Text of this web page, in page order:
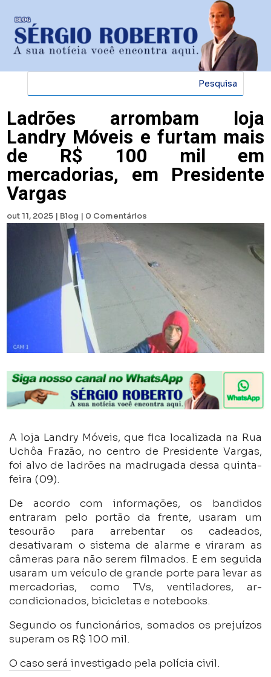
Ladrões arrombam loja
Landry Móveis e furtam mais
de R$ 100 mil em
mercadorias, em Presidente
Vargas
out 11, 2025 | Blog | 0 Comentários
A loja Landry Móveis, que fica localizada na Rua
Uchôa Frazão, no centro de Presidente Vargas,
foi alvo de ladrões na madrugada dessa quinta-
feira (09).
De acordo com informações, os bandidos
entraram pelo portão da frente, usaram um
tesourão para arrebentar os cadeados,
desativaram o sistema de alarme e viraram as
câmeras para não serem filmados. E em seguida
usaram um veículo de grande porte para levar as
mercadorias, como TVs, ventiladores, ar-
condicionados, bicicletas e notebooks.
Segundo os funcionários, somados os prejuízos
superam os R$ 100 mil.
O caso será investigado pela polícia civil.